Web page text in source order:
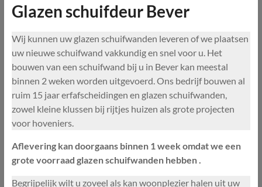
Glazen schuifdeur Bever
Wij kunnen uw glazen schuifwanden leveren of we plaatsen
uw nieuwe schuifwand vakkundig en snel voor u. Het
bouwen van een schuifwand bij u in Bever kan meestal
binnen 2 weken worden uitgevoerd. Ons bedrijf bouwen al
ruim 15 jaar erfafscheidingen en glazen schuifwanden,
zowel kleine klussen bij rijtjes huizen als grote projecten
voor hoveniers.
Aflevering kan doorgaans binnen 1 week omdat we een
grote voorraad glazen schuifwanden hebben .
Begrijpelijk wilt u zoveel als kan woonplezier halen uit uw